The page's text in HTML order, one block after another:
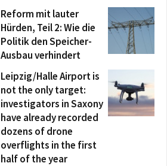
Reform mit lauter
Hürden, Teil 2: Wie die
Politik den Speicher-
Ausbau verhindert
Leipzig/Halle Airport is
not the only target:
investigators in Saxony
have already recorded
dozens of drone
overflights in the first
half of the year